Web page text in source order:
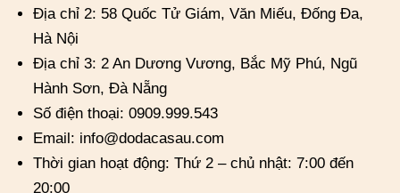
Địa chỉ 2: 58 Quốc Tử Giám, Văn Miếu, Đống Đa,
Hà Nội
Địa chỉ 3: 2 An Dương Vương, Bắc Mỹ Phú, Ngũ
Hành Sơn, Đà Nẵng
Số điện thoại: 0909.999.543
Email: info@dodacasau.com
Thời gian hoạt động: Thứ 2 – chủ nhật: 7:00 đến
20:00